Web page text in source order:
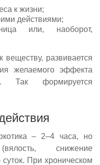
к жизни;
действиями;
или, наоборот,
развивается
желаемого эффекта
Так формируется
– 2–4 часа, но
снижение
При хроническом